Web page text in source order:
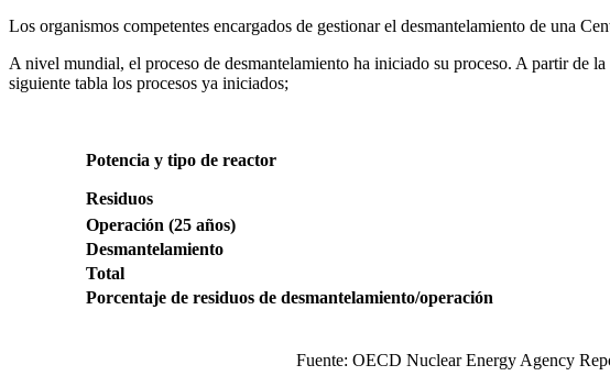
Los organismos competentes encargados de gestionar el desmantelamiento de una
A nivel mundial, el proceso de desmantelamiento ha iniciado su proceso. A partir de
siguiente tabla los procesos ya iniciados;
Potencia y tipo de reactor
Residuos
Operación (25 años)
Desmantelamiento
Total
Porcentaje de residuos de desmantelamiento/operación
Fuente: OECD Nuclear Energy Agency